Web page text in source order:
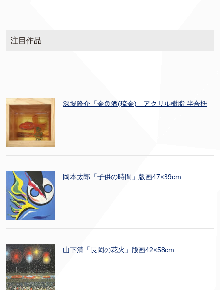
注目作品
深堀隆介「金魚酒(琉金)」アクリル樹脂 半合枡
岡本太郎「子供の時間」版画47×39cm
山下清「長岡の花火」版画42×58cm